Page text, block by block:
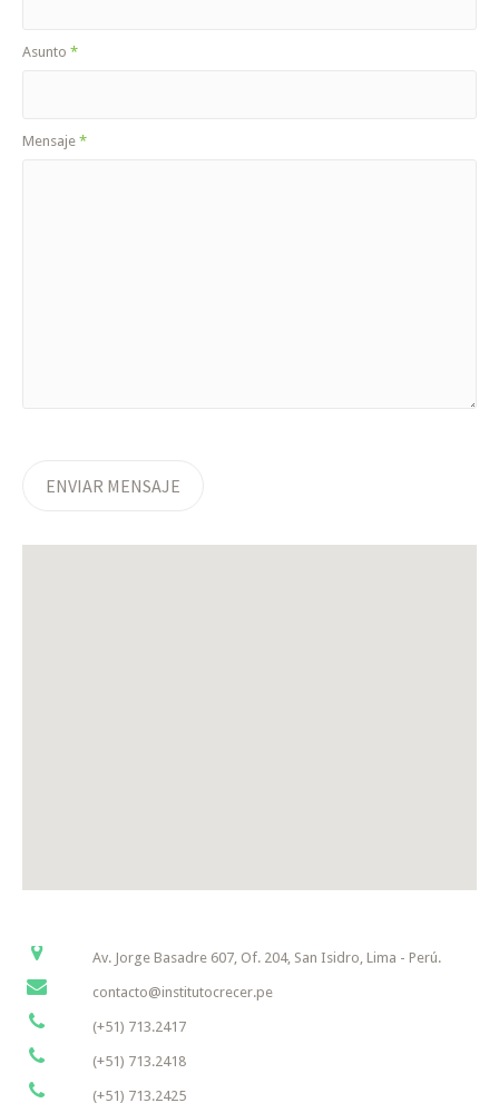
Asunto*
Mensaje*
ENVIAR MENSAJE
Av. Jorge Basadre 607, Of. 204, San Isidro, Lima - Perú.
contacto@institutocrecer.pe
(+51) 713.2417
(+51) 713.2418
(+51) 713.2425